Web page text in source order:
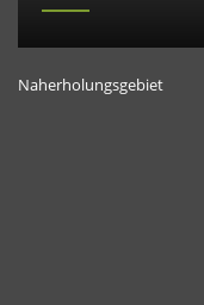
Naherholungsgebiet